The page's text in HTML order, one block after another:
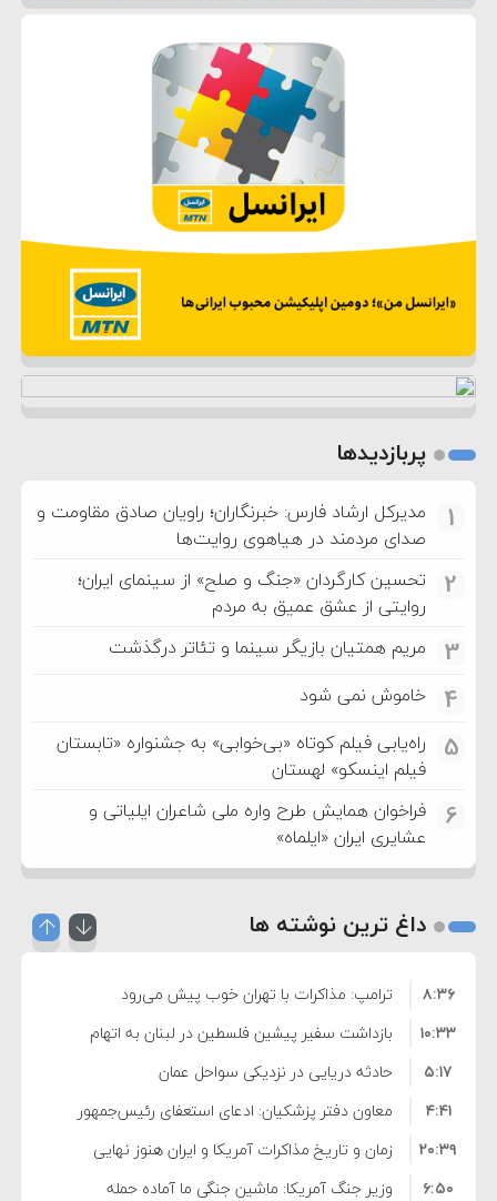
پربازدیدها
1
مدیرکل ارشاد فارس: خبرنگاران؛ راویان صادق مقاومت و
صدای مردمند در هیاهوی روایت‌ها
2
تحسین کارگردان «جنگ و صلح» از سینمای ایران؛
روایتی از عشق عمیق به مردم
3 مریم همتیان بازیگر سینما و تئاتر درگذشت
4 خاموش نمی شود
5
راه‌یابی فیلم کوتاه «بی‌خوابی» به جشنواره «تابستان
فیلم اینسکو» لهستان
6
فراخوان همایش طرح واره ملی شاعران ایلیاتی و
عشایری ایران «ایلماه»
داغ ترین نوشته ها
ترامپ: مذاکرات با تهران خوب پیش می‌رود
۸:۳۶
بازداشت سفیر پیشین فلسطین در لبنان به اتهام
فساد و اختلاس اموال
۱۰:۳۳
حادثه دریایی در نزدیکی سواحل عمان
۵:۱۷
معاون دفتر پزشکیان: ادعای استعفای رئیس‌جمهور
واهی و کذب محض است
۴:۴۱
زمان و تاریخ مذاکرات آمریکا و ایران هنوز نهایی
نشده است
۲۰:۳۹
وزیر جنگ آمریکا: ماشین جنگی ما آماده حمله
۶:۵۰